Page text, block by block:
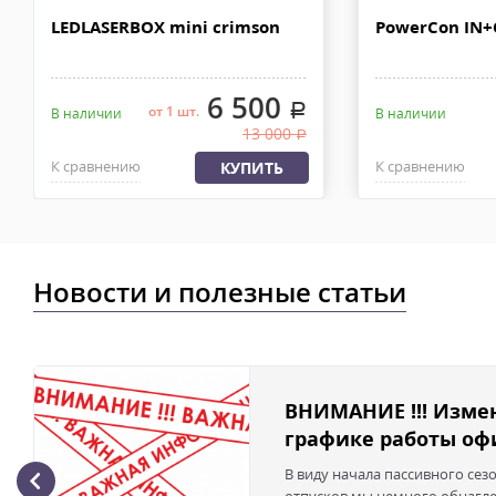
LEDLASERBOX mini crimson
В наличии от 1 шт.6 500 .
13 000.
К сравнению КУПИТЬ
PowerCon
В наличии
К сравнению
Новости и полезные статьи
ВНИМАНИЕ !!!
графике работы
В виду начала пассивного